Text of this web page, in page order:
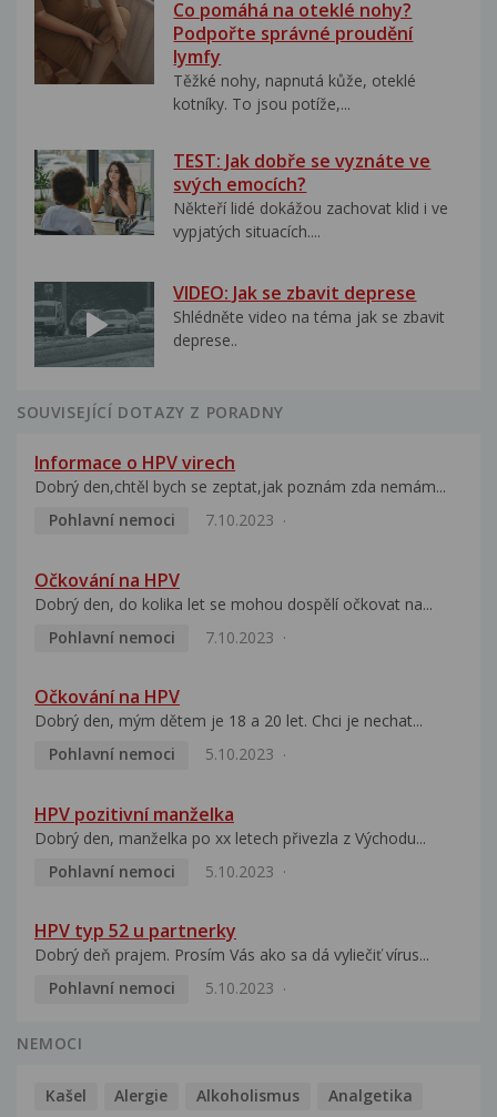
Co pomáhá na oteklé nohy?
Podpořte správné proudění
lymfy
Těžké nohy, napnutá kůže, oteklé
kotníky. To jsou potíže,...
TEST: Jak dobře se vyznáte ve
svých emocích?
Někteří lidé dokážou zachovat klid i ve
vypjatých situacích....
VIDEO: Jak se zbavit deprese
Shlédněte video na téma jak se zbavit
deprese..
SOUVISEJÍCÍ DOTAZY Z PORADNY
Informace o HPV virech
Dobrý den,chtěl bych se zeptat,jak poznám zda nemám...
Pohlavní nemoci
7.10.2023
Očkování na HPV
Dobrý den, do kolika let se mohou dospělí očkovat na...
Pohlavní nemoci
7.10.2023
Očkování na HPV
Dobrý den, mým dětem je 18 a 20 let. Chci je nechat...
Pohlavní nemoci
5.10.2023
HPV pozitivní manželka
Dobrý den, manželka po xx letech přivezla z Východu...
Pohlavní nemoci
5.10.2023
HPV typ 52 u partnerky
Dobrý deň prajem. Prosím Vás ako sa dá vyliečiť vírus...
Pohlavní nemoci
5.10.2023
NEMOCI
Kašel Alergie Alkoholismus
Analgetika